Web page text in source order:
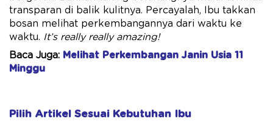
transparan di balik kulitnya. Percayalah, Ibu takkan
bosan melihat perkembangannya dari waktu ke
waktu. It’s really really amazing!
Baca Juga: Melihat Perkembangan Janin Usia 11
Minggu
Pilih Artikel Sesuai Kebutuhan Ibu